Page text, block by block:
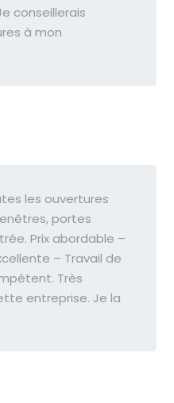
conseillerais
à mon
les ouvertures
portes
Prix abordable –
– Travail de
Très
entreprise. Je la